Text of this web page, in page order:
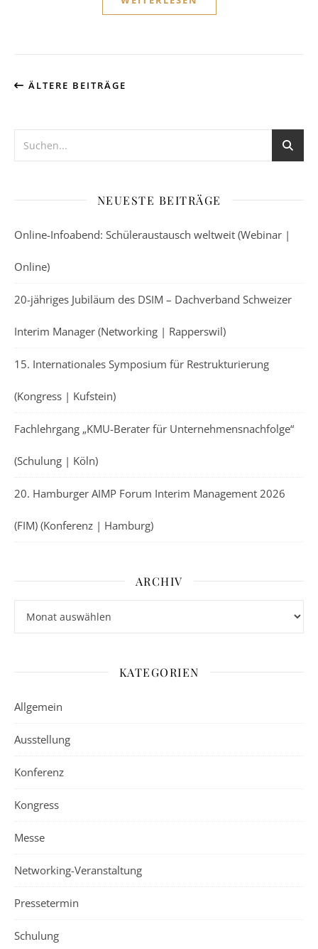
ÄLTERE BEITRÄGE
NEUESTE BEITRÄGE
Online-Infoabend: Schüleraustausch weltweit (Webinar |
Online)
20-jähriges Jubiläum des DSIM – Dachverband Schweizer
Interim Manager (Networking | Rapperswil)
15. Internationales Symposium für Restrukturierung
(Kongress | Kufstein)
Fachlehrgang „KMU-Berater für Unternehmensnachfolge“
(Schulung | Köln)
20. Hamburger AIMP Forum Interim Management 2026
(FIM) (Konferenz | Hamburg)
ARCHIV
KATEGORIEN
Allgemein
Ausstellung
Konferenz
Kongress
Messe
Networking-Veranstaltung
Pressetermin
Schulung